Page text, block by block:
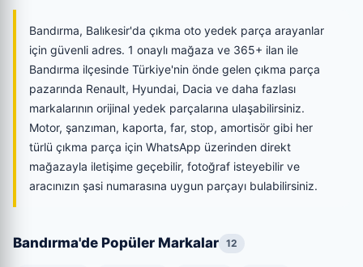
Bandırma, Balıkesir'da çıkma oto yedek parça arayanlar
için güvenli adres. 1 onaylı mağaza ve 365+ ilan ile
Bandırma ilçesinde Türkiye'nin önde gelen çıkma parça
pazarında Renault, Hyundai, Dacia ve daha fazlası
markalarının orijinal yedek parçalarına ulaşabilirsiniz.
Motor, şanzıman, kaporta, far, stop, amortisör gibi her
türlü çıkma parça için WhatsApp üzerinden direkt
mağazayla iletişime geçebilir, fotoğraf isteyebilir ve
aracınızın şasi numarasına uygun parçayı bulabilirsiniz.
Bandırma'de Popüler Markalar 12